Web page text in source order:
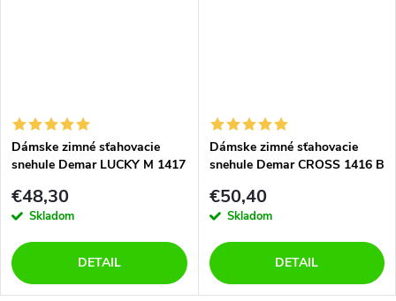
Dámske zimné sťahovacie
snehule Demar LUCKY M 1417
€48,30
Skladom
DETAIL
Dámske zimné sťahovacie
snehule Demar CROSS 1416 B
€50,40
Skladom
DETAIL